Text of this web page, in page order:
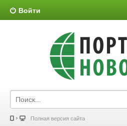
Войти
Полная версия сайта